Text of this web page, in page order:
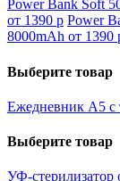
Power Bank Soft
от 1390 p Power
8000mAh от 1390
Выберите товар
Ежедневник А5 с
Выберите товар
УФ-стерилизатор